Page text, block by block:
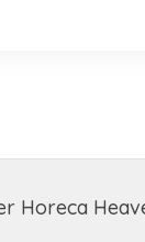
Horeca